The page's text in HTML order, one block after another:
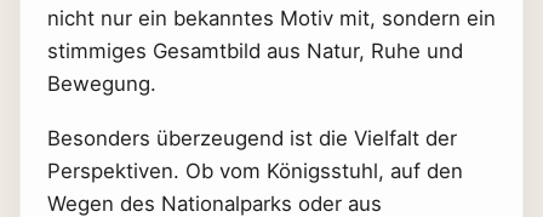
nicht nur ein bekanntes Motiv mit, sondern ein
stimmiges Gesamtbild aus Natur, Ruhe und
Bewegung.
Besonders überzeugend ist die Vielfalt der
Perspektiven. Ob vom Königsstuhl, auf den
Wegen des Nationalparks oder aus